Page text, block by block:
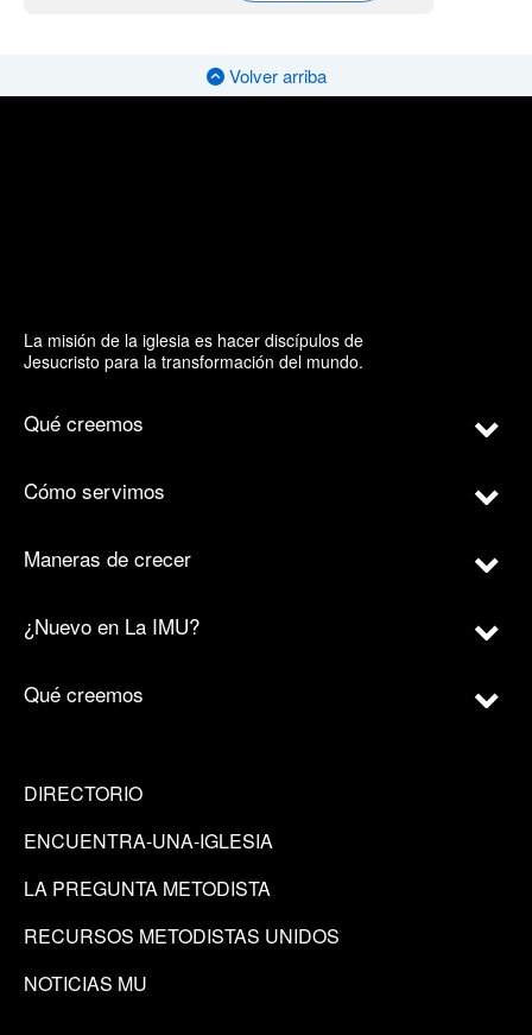
Volver arriba
La misión de la iglesia es hacer discípulos de
Jesucristo para la transformación del mundo.
Qué creemos
Cómo servimos
Maneras de crecer
¿Nuevo en La IMU?
Qué creemos
DIRECTORIO
ENCUENTRA-UNA-IGLESIA
LA PREGUNTA METODISTA
RECURSOS METODISTAS UNIDOS
NOTICIAS MU